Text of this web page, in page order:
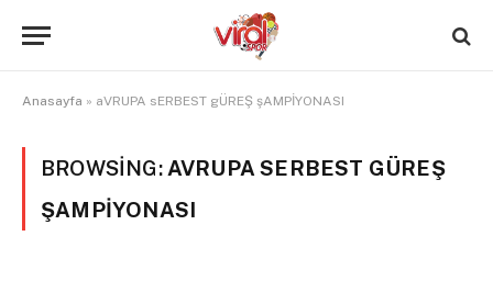
Anasayfa » aVRUPA sERBEST gÜREŞ şAMPİYONASI
BROWSING: AVRUPA SERBEST GÜREŞ
ŞAMPİYONASI